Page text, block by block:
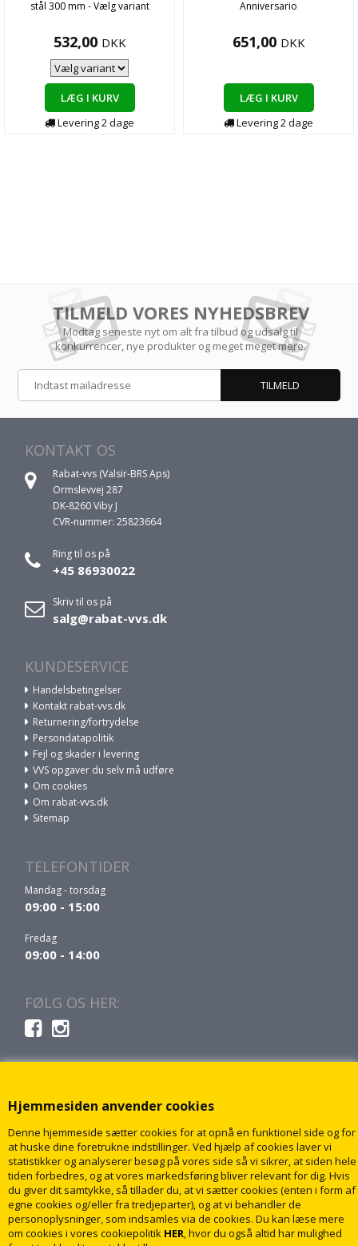
Hjemmesiden anvender cookies
Denne hjemmeside sætter cookies for at opnå en funktionel side og for
at huske dine foretrukne indstillinger. Ved hjælp af cookies laver vi
statistikker og analyserer besøg på vores side så vi sikrer, at siden hele
tiden forbedres, og at vores markedsføring bliver relevant for dig. Hvis
du giver dit samtykke, så tillader du, at vi sætter cookies (enten i form af
egne cookies og/eller fra tredjeparter), og at vi behandler de
personoplysninger, som indsamles via de cookies. Du kan læse mere
om cookies i vores cookiepolitik HER, hvor du også altid har mulighed
stål 300 mm - Vælg variant
532,00 DKK
LÆG I KURV
Levering2dage
Anniversario
651,00 DKK
LÆG I KURV
Levering2dage
TILMELD VORES NYHEDSBREV
Modtag seneste nyt om alt fra tilbud og udsalg til
konkurrencer, nye produkter og meget meget mere.
KONTAKT OS
Rabat-vvs (Valsir-BRS Aps)
Ormslevvej 287
DK-8260 Viby J
CVR-nummer: 25823664
Ring til os på
+45 86930022
Skriv til os på
salg@rabat-vvs.dk
KUNDESERVICE
Handelsbetingelser
Kontakt rabat-vvs.dk
Returnering/fortrydelse
Persondatapolitik
Fejl og skader i levering
VVS opgaver du selv må udføre
Om cookies
Om rabat-vvs.dk
Sitemap
TELEFONTIDER
Mandag - torsdag
09:00 - 15:00
Fredag
09:00 - 14:00
FØLG OS HER: